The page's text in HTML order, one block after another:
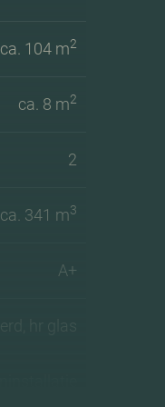
ca. 104 m2
ca. 8 m2
2
ca. 341 m3
A+